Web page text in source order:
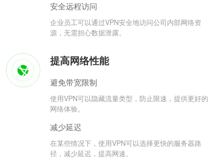
安全远程访问
企业员工可以通过VPN安全地访问公司内部网络资
源，无需担心数据泄露。
提高网络性能
避免带宽限制
使用VPN可以隐藏流量类型，防止限速，提供更好的
网络体验。
减少延迟
在某些情况下，使用VPN可以选择更快的服务器路
径，减少延迟，提高网速。